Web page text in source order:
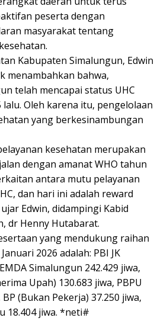
peserta dengan
masyarakat tentang
Kabupaten Simalungun, Edwin
menambahkan bahwa,
telah mencapai status UHC
lalu. Oleh karena itu, pengelolaan
yang berkesinambungan
kesehatan merupakan
dengan amanat WHO tahun
antara mutu pelayanan
dan hari ini adalah reward
Edwin, didampingi Kabid
dr Henny Hutabarat.
yang mendukung raihan
2026 adalah: PBI JK
Simalungun 242.429 jiwa,
Upah) 130.683 jiwa, PBPU
(Bukan Pekerja) 37.250 jiwa,
18.404 jiwa. *neti#